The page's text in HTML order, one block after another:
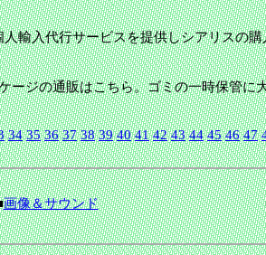
輸入代行サービスを提供しシアリスの
ージの通販はこちら。ゴミの一時保管に
34 35 36 37 38 39 40 41 42 43 44 45 46 47
画像＆サウンド